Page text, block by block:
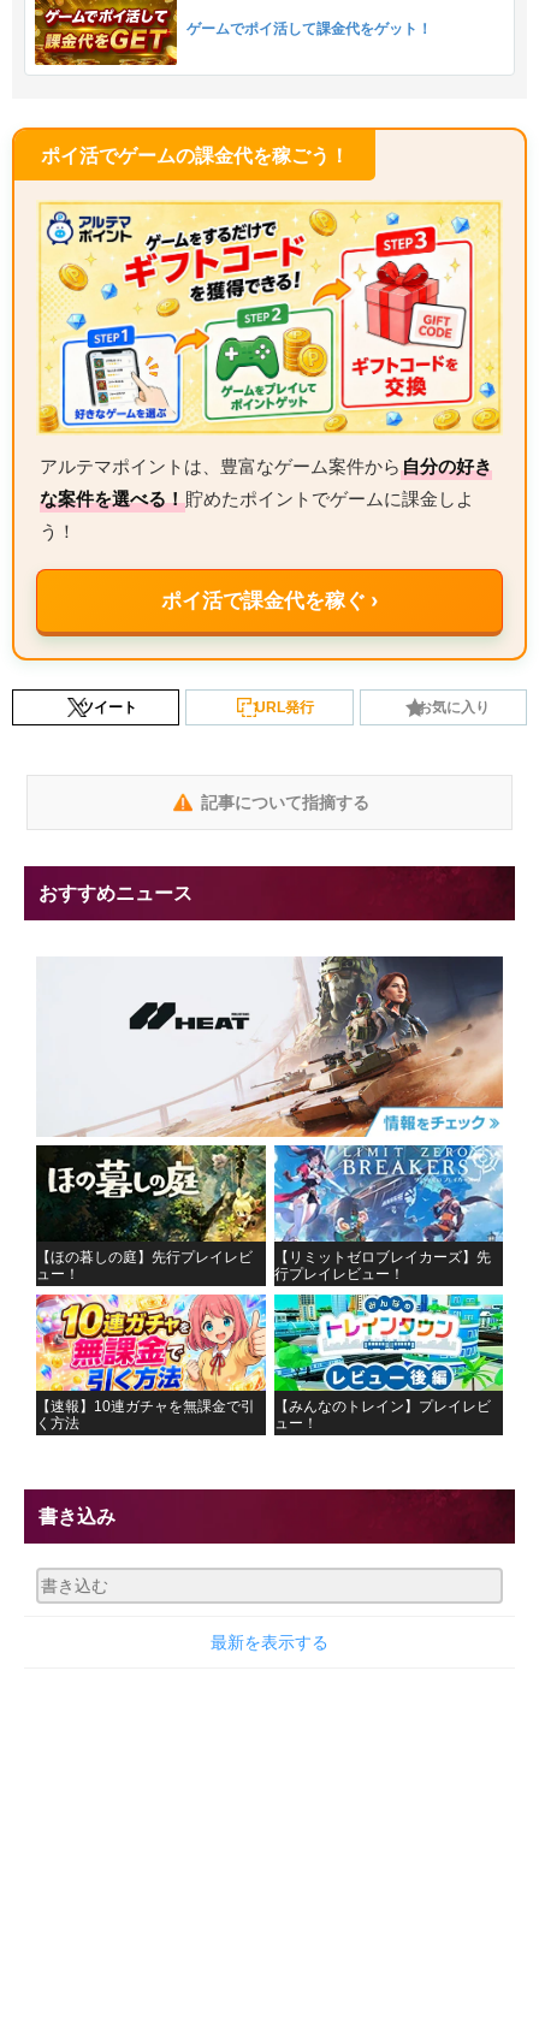
ゲームでポイ活して課金代をゲット！
ポイ活でゲームの課金代を稼ごう！
アルテマポイントは、豊富なゲーム案件から自分の好き
な案件を選べる！貯めたポイントでゲームに課金しよ
う！
ポイ活で課金代を稼ぐ ›
ツイート URL発行 お気に入り
記事について指摘する
おすすめニュース
【ほの暮しの庭】先行プレイレビ
ュー！
【リミットゼロブレイカーズ】先
行プレイレビュー！
【速報】10連ガチャを無課金で引
く方法
【みんなのトレイン】プレイレビ
ュー！
書き込み
最新を表示する